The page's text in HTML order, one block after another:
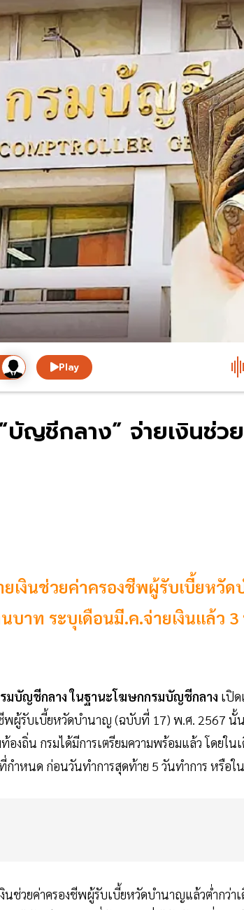
Play
ญชีกลาง” จ่ายเงินช่ว
เงินช่วยค่าครองชีพผู้รับเบี้ยหวั
นบาท ระบุเดือนมี.ค.จ่ายเงินแล้
มบัญชีกลาง ในฐานะโฆษกกรมบัญชีกลาง เปิ
พผู้รับเบี้ยหวัดบำนาญ (ฉบับที่ 17) พ.ศ. 2567
องถิ่น กรมได้มีการเตรียมความพร้อมแล้ว โดยใ
ำหนด ก่อนวันทำการสุดท้าย 5 วันทำการ หรือ
ช่วยค่าครองชีพผู้รับเบี้ยหวัดบำนาญแล้วต่ำกว่า